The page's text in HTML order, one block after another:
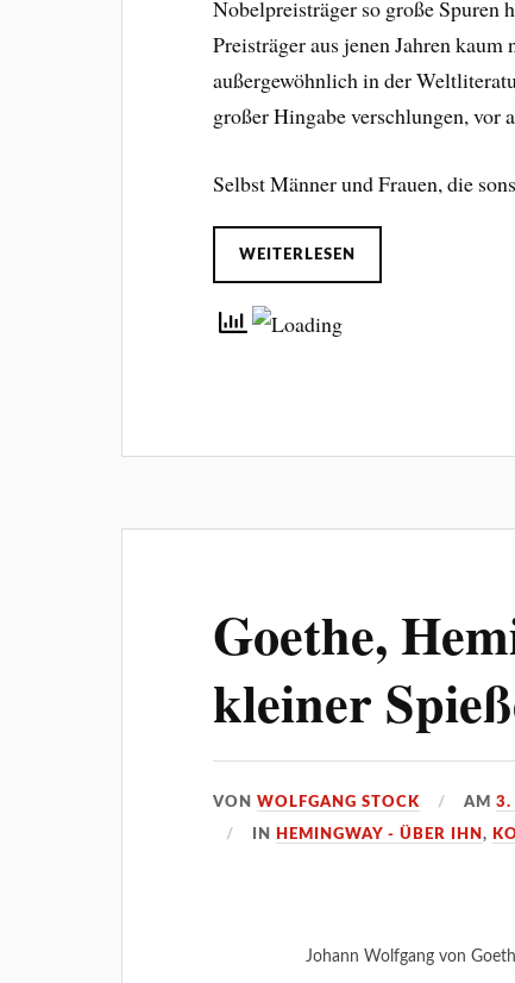
Nobelpreisträger so große Spuren
Preisträger aus jenen Jahren
außergewöhnlich in der
großer Hingabe verschlungen, vor
Selbst Männer und Frauen, die
WEITERLESEN
Goethe,
kleiner
VONWOLFGANG STOCK AM3.
IN HEMINGWAY - ÜBER IHN,
Johann Wolfgang von